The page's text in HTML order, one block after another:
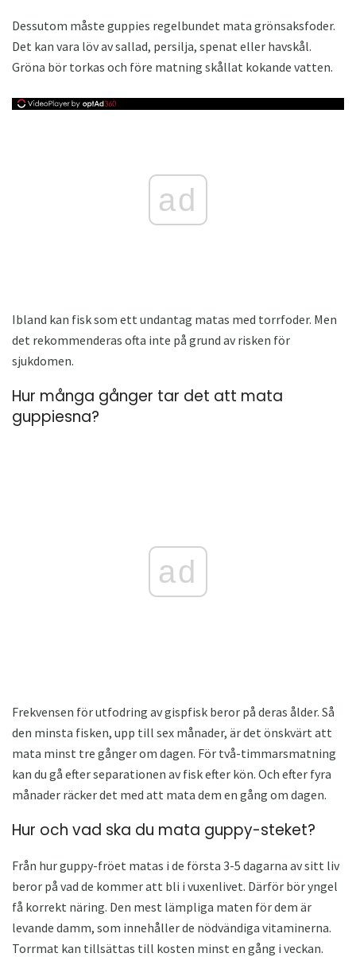
Dessutom måste guppies regelbundet mata grönsaksfoder.
Det kan vara löv av sallad, persilja, spenat eller havskål.
Gröna bör torkas och före matning skållat kokande vatten.
ad
Ibland kan fisk som ett undantag matas med torrfoder. Men
det rekommenderas ofta inte på grund av risken för
sjukdomen.
Hur många gånger tar det att mata
guppiesna?
ad
Frekvensen för utfodring av gispfisk beror på deras ålder. Så
den minsta fisken, upp till sex månader, är det önskvärt att
mata minst tre gånger om dagen. För två-timmarsmatning
kan du gå efter separationen av fisk efter kön. Och efter fyra
månader räcker det med att mata dem en gång om dagen.
Hur och vad ska du mata guppy-steket?
Från hur guppy-fröet matas i de första 3-5 dagarna av sitt liv
beror på vad de kommer att bli i vuxenlivet. Därför bör yngel
få korrekt näring. Den mest lämpliga maten för dem är
levande damm, som innehåller de nödvändiga vitaminerna.
Torrmat kan tillsättas till kosten minst en gång i veckan.